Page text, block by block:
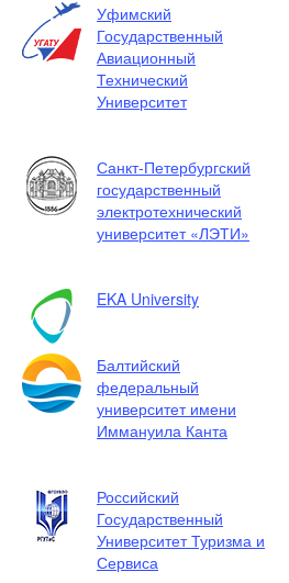
Уфимский
Государственный
Авиационный
Технический
Университет
Санкт-Петербургский
государственный
электротехнический
университет «ЛЭТИ»
EKA University
Балтийский
федеральный
университет имени
Иммануила Канта
Российский
Государственный
Университет Туризма и
Сервиса